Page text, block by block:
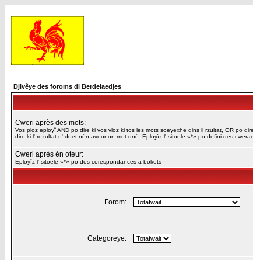
Djivêye des foroms di Berdelaedjes
Cweri après des mots:
Vos ploz eployîAND po dire ki vos vloz ki tos les mots soeyexhe dins li rzultat, OR po
dire ki l' rezultat n' doet nén aveur on mot dné. Eployîz l' sitoele «*» po defini des
Cweri après èn oteur:
Eployîz l' sitoele «*» po des corespondances a bokets
Forom:
Categoreye: